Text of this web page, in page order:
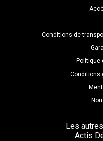
Conditions de
Politique
Conditions
Les
Actis